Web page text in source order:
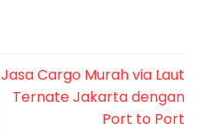
Jasa Cargo Murah via Laut
Ternate Jakarta dengan
Port to Port